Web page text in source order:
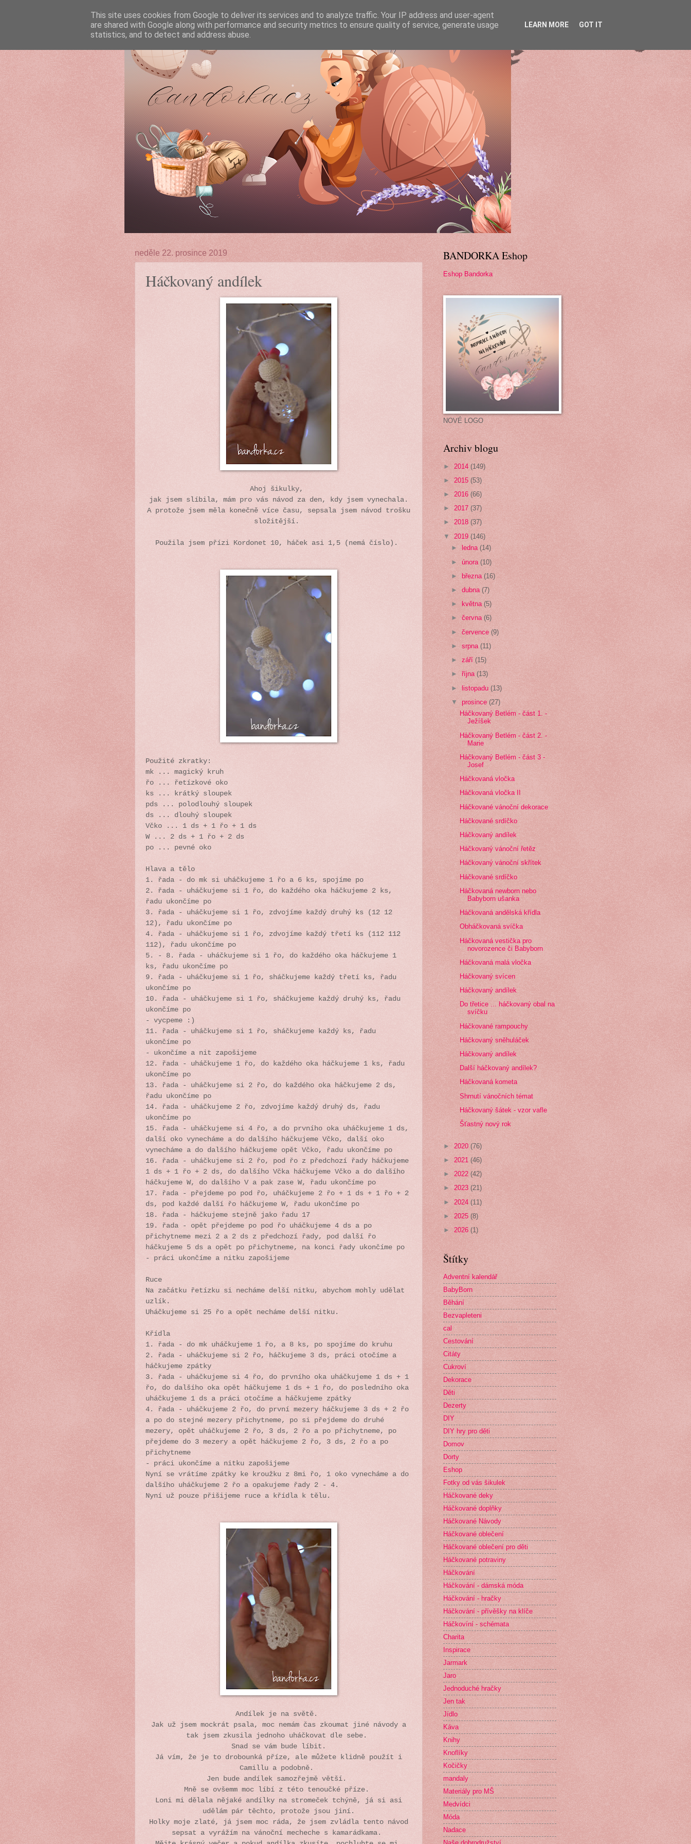
neděle 22. prosince 2019
Háčkovaný andílek
Ahoj šikulky,
jak jsem slíbila, mám pro vás návod za den, kdy jsem vynechala.
A protože jsem měla konečně více času, sepsala jsem návod trošku
složitější.
Použila jsem přízi Kordonet 10, háček asi 1,5 (nemá číslo).
Použité zkratky:
mk ... magický kruh
řo ... řetízkové oko
ks ... krátký sloupek
pds ... polodlouhý sloupek
ds ... dlouhý sloupek
Včko ... 1 ds + 1 řo + 1 ds
W ... 2 ds + 1 řo + 2 ds
po ... pevné oko
Hlava a tělo
1. řada - do mk si uháčkujeme 1 řo a 6 ks, spojíme po
2. řada - uháčkujeme si 1 řo, do každého oka háčkujeme 2 ks,
řadu ukončíme po
3. řada - uháčkujeme si 1 řo, zdvojíme každý druhý ks (12 12
12), řadu ukončíme po
4. řada - uháčkujeme si 1 řo, zdvojíme každý třetí ks (112 112
112), řadu ukončíme po
5. - 8. řada - uháčkujeme si 1 řo, do každého oka háčkujeme 1
ks, řadu ukončíme po
9. řada - uháčkujeme si 1 řo, sháčkujeme každý třetí ks, řadu
ukončíme po
10. řada - uháčkujeme si 1 řo, sháčkujeme každý druhý ks, řadu
ukončíme po
- vycpeme :)
11. řada - uháčkujeme si 1 řo, sháčkujeme každý ks, řadu
ukončíme po
- ukončíme a nit zapošijeme
12. řada - uháčkujeme 1 řo, do každého oka háčkujeme 1 ks, řadu
ukončíme po
13. řada - uháčkujeme si 2 řo, do každého oka háčkujeme 2 ds,
řadu ukončíme po
14. řada - uháčkujeme 2 řo, zdvojíme každý druhý ds, řadu
ukončíme po
15. řada - uháčkujeme si 4 řo, a do prvního oka uháčkujeme 1 ds,
další oko vynecháme a do dalšího háčkujeme Včko, další oko
vynecháme a do dalšího háčkujeme opět Včko, řadu ukončíme po
16. řada - uháčkujeme si 2 řo, pod řo z předchozí řady háčkujeme
1 ds + 1 řo + 2 ds, do dalšího Včka háčkujeme Včko a do dalšího
háčkujeme W, do dalšího V a pak zase W, řadu ukončíme po
17. řada - přejdeme po pod řo, uháčkujeme 2 řo + 1 ds + 1 řo + 2
ds, pod každé další řo háčkujeme W, řadu ukončíme po
18. řada - háčkujeme stejně jako řadu 17
19. řada - opět přejdeme po pod řo uháčkujeme 4 ds a po
přichytneme mezi 2 a 2 ds z předchozí řady, pod další řo
háčkujeme 5 ds a opět po přichytneme, na konci řady ukončíme po
- práci ukončíme a nitku zapošijeme
Ruce
Na začátku řetízku si necháme delší nitku, abychom mohly udělat
uzlík.
Uháčkujeme si 25 řo a opět necháme delší nitku.
Křídla
1. řada - do mk uháčkujeme 1 řo, a 8 ks, po spojíme do kruhu
2. řada - uháčkujeme si 2 řo, háčkujeme 3 ds, práci otočíme a
háčkujeme zpátky
3. řada - uháčkujeme si 4 řo, do prvního oka uháčkujeme 1 ds + 1
řo, do dalšího oka opět háčkujeme 1 ds + 1 řo, do posledního oka
uháčkujeme 1 ds a práci otočíme a háčkujeme zpátky
4. řada - uháčkujeme 2 řo, do první mezery háčkujeme 3 ds + 2 řo
a po do stejné mezery přichytneme, po si přejdeme do druhé
mezery, opět uháčkujeme 2 řo, 3 ds, 2 řo a po přichytneme, po
přejdeme do 3 mezery a opět háčkujeme 2 řo, 3 ds, 2 řo a po
přichytneme
- práci ukončíme a nitku zapošijeme
Nyní se vrátíme zpátky ke kroužku z 8mi řo, 1 oko vynecháme a do
dalšího uháčkujeme 2 řo a opakujeme řady 2 - 4.
Nyní už pouze přišijeme ruce a křídla k tělu.
Andílek je na světě.
Jak už jsem mockrát psala, moc nemám čas zkoumat jiné návody a
tak jsem zkusila jednoho uháčkovat dle sebe.
Snad se vám bude líbit.
Já vím, že je to drobounká příze, ale můžete klidně použít i
Camillu a podobně.
Jen bude andílek samozřejmě větší.
Mně se ovšemm moc líbí z této tenoučké příze.
Loni mi dělala nějaké andílky na stromeček tchýně, já si asi
udělám pár těchto, protože jsou jiní.
Holky moje zlaté, já jsem moc ráda, že jsem zvládla tento návod
sepsat a vyrážím na vánoční mecheche s kamarádkama.
BANDORKA Eshop
Eshop Bandorka
NOVÉ LOGO
Archiv blogu
► 2014 (149)
► 2015 (53)
► 2016 (66)
► 2017 (37)
► 2018 (37)
▼ 2019 (146)
►
ledna(14)
►února (10)
►
března(16)
►dubna (7)
►
května(5)
►června(6)
►července(9)
►srpna(11)
►září(15)
►října(13)
►listopadu(13)
▼prosince(27)
Háčkovaný Betlém - část 1. -
Ježíšek
Háčkovaný Betlém - část 2. -
Marie
Háčkovaný Betlém - část 3 -
Josef
Háčkovaná vločka
Háčkovaná vločka II
Háčkované vánoční dekorace
Háčkované srdíčko
Háčkovaný andílek
Háčkovaný vánoční řetěz
Háčkovaný vánoční skřítek
Háčkované srdíčko
Háčkovaná newborn nebo
Babyborn ušanka
Háčkovaná andělská křídla
Obháčkovaná svíčka
Háčkovaná vestička pro
novorozence či Babyborn
Háčkovaná malá vločka
Háčkovaný svícen
Háčkovaný andílek
Do třetice ... háčkovaný obal na
svíčku
Háčkované rampouchy
Háčkovaný sněhuláček
Háčkovaný andílek
Další háčkovaný andílek?
Háčkovaná kometa
Shrnutí vánočních témat
Háčkovaný šátek - vzor vafle
Šťastný nový rok
► 2020 (76)
► 2021 (46)
► 2022 (42)
► 2023 (21)
► 2024 (11)
► 2025 (8)
► 2026 (1)
Štítky
Adventní kalendář
BabyBorn
Běhání
Bezvapleteni
cal
Cestování
Citáty
Cukroví
Dekorace
Děti
Dezerty
DIY
DIY hry pro děti
Domov
Dorty
Eshop
Fotky od vás šikulek
Háčkované deky
Háčkované doplňky
Háčkované Návody
Háčkované oblečení
Háčkované oblečení pro děti
Háčkované potraviny
Háčkování
Háčkování - dámská móda
Háčkování - hračky
Háčkování - přívěšky na klíče
Háčkovíní - schémata
Charita
Inspirace
Jarmark
Jaro
Jednoduché hračky
Jen tak
Jídlo
Káva
Knihy
Knoflíky
Kočičky
mandaly
Materiály pro MŠ
Medvídci
Móda
Nadace
This site uses cookies from Google to deliver its services and to analyze traffic. Your IP address and user-agent
are shared with Google along with performance and security metrics to ensure quality of service, generate usage
statistics, and to detect and address abuse.
LEARN MORE GOT IT